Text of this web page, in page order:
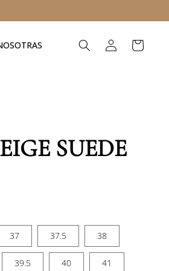
Iniciar
sesión
Carrito
SUEDE
37 37.5 38
39.5 40 41